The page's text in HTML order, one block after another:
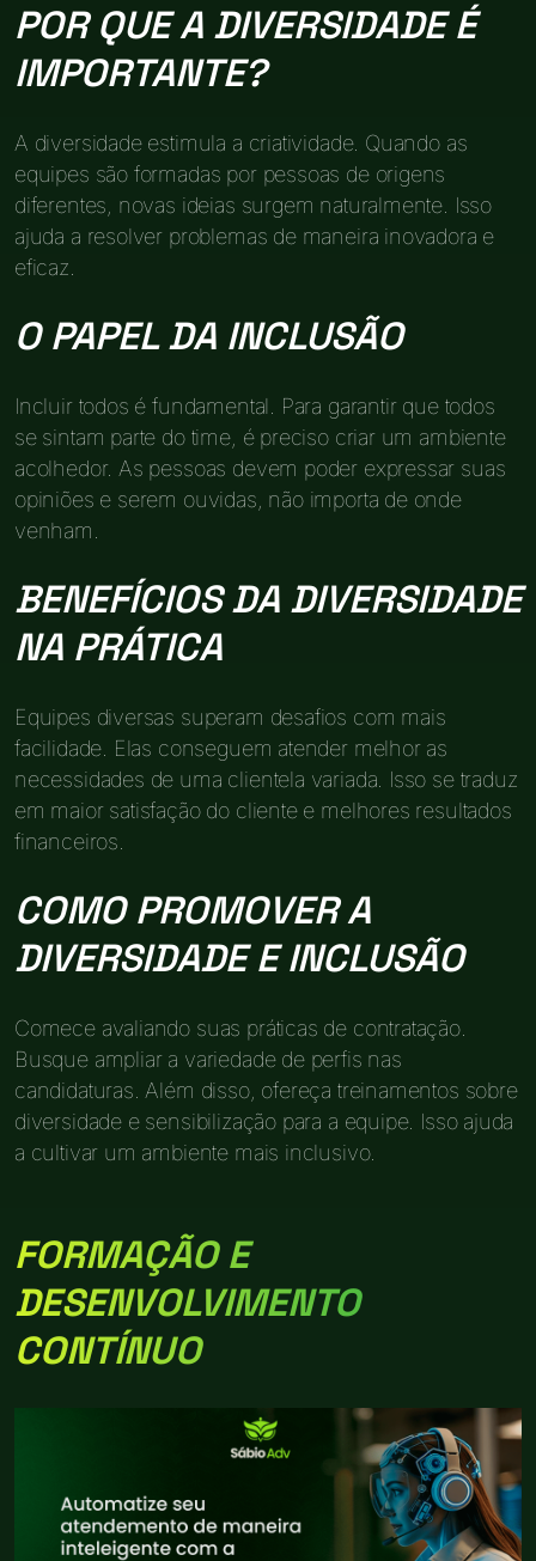
POR QUE A DIVERSIDADE É
IMPORTANTE?
A diversidade estimula a criatividade. Quando as
equipes são formadas por pessoas de origens
diferentes, novas ideias surgem naturalmente. Isso
ajuda a resolver problemas de maneira inovadora e
eficaz.
O PAPEL DA INCLUSÃO
Incluir todos é fundamental. Para garantir que todos
se sintam parte do time, é preciso criar um ambiente
acolhedor. As pessoas devem poder expressar suas
opiniões e serem ouvidas, não importa de onde
venham.
BENEFÍCIOS DA DIVERSIDADE
NA PRÁTICA
Equipes diversas superam desafios com mais
facilidade. Elas conseguem atender melhor as
necessidades de uma clientela variada. Isso se traduz
em maior satisfação do cliente e melhores resultados
financeiros.
COMO PROMOVER A
DIVERSIDADE E INCLUSÃO
Comece avaliando suas práticas de contratação.
Busque ampliar a variedade de perfis nas
candidaturas. Além disso, ofereça treinamentos sobre
diversidade e sensibilização para a equipe. Isso ajuda
a cultivar um ambiente mais inclusivo.
FORMAÇÃO E
DESENVOLVIMENTO
CONTÍNUO